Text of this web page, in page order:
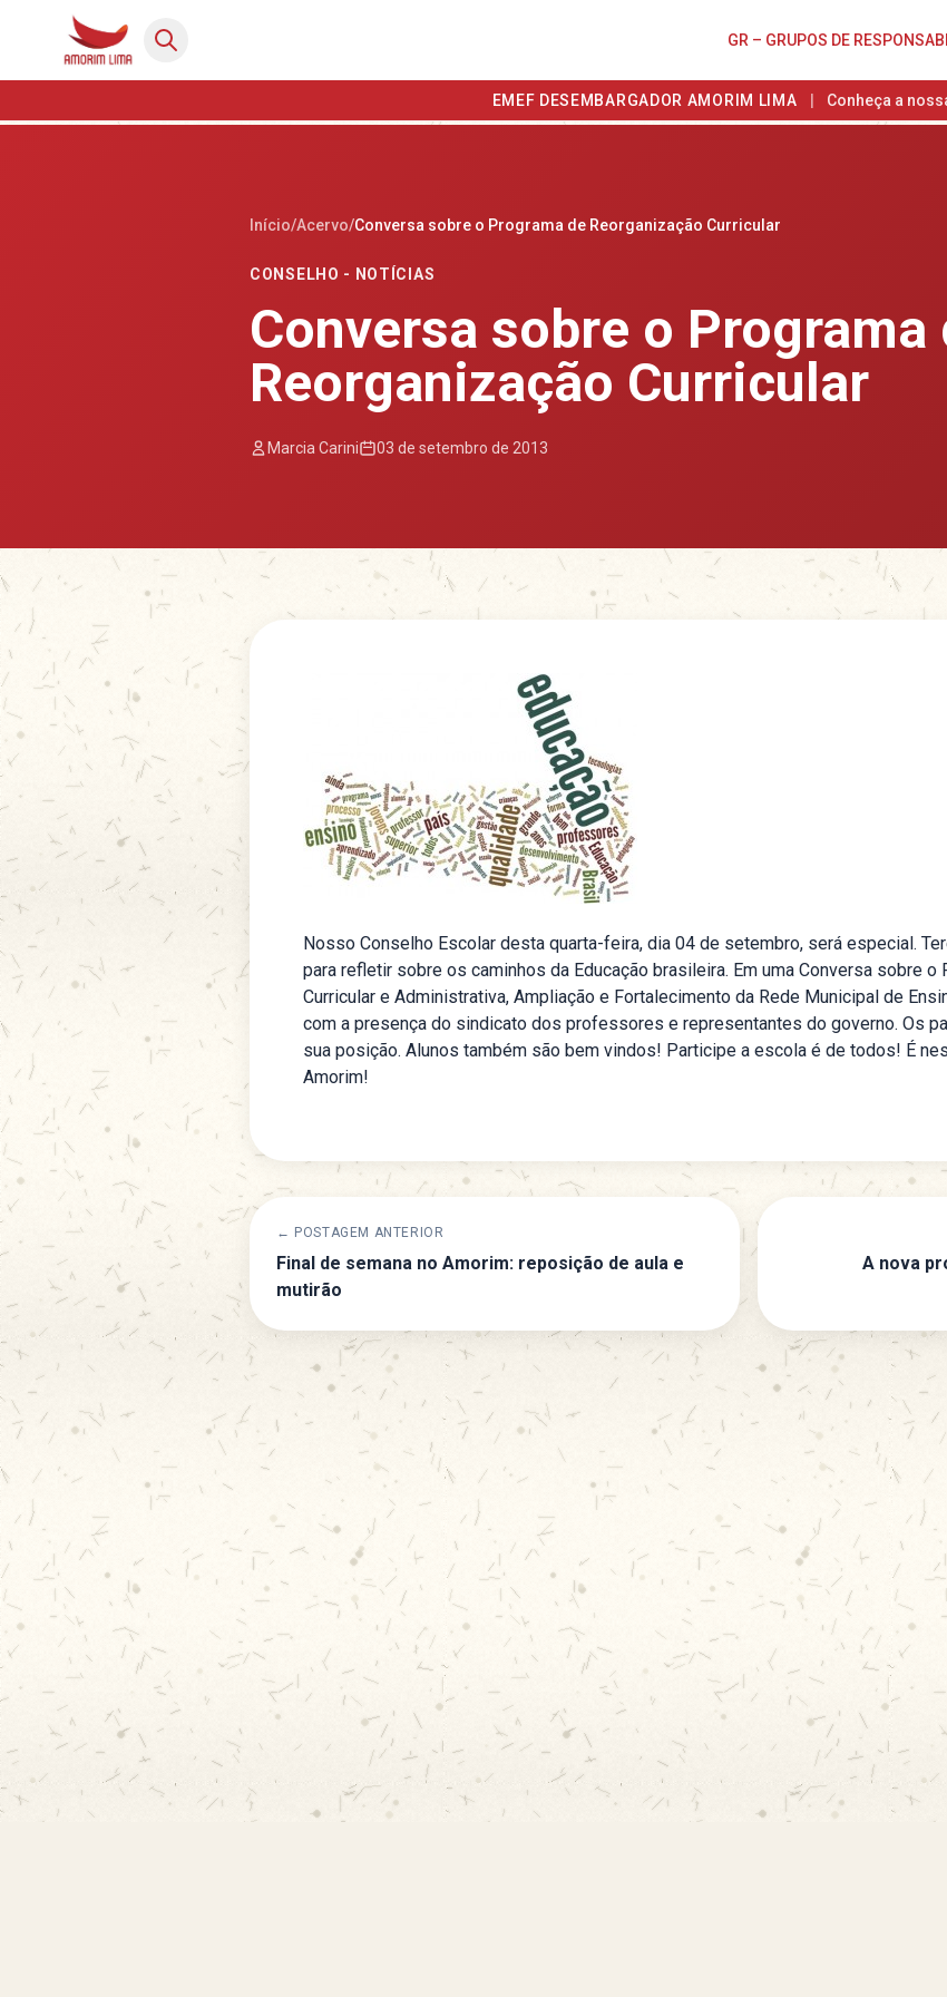
GR – GRUPOS DE
EMEF DESEMBARGADOR AMORIM LIMA Conheça a
Início/Acervo/Conversa sobre o Programa de Reorganização Curricular
CONSELHO - NOTÍCIAS
Conversa sobre o Programa
Reorganização Curricular
Marcia Carini 03 de setembro de 2013
Nosso Conselho Escolar desta quarta-feira, dia 04 de setembro, será especial.
para refletir sobre os caminhos da Educação brasileira. Em uma Conversa sobre o
Curricular e Administrativa, Ampliação e Fortalecimento da Rede Municipal de
com a presença do sindicato dos professores e representantes do governo. Os
sua posição. Alunos também são bem vindos! Participe a escola é de todos! É
Amorim!
← POSTAGEM ANTERIOR
Final de semana no Amorim: reposição de aula e
mutirão
A nova